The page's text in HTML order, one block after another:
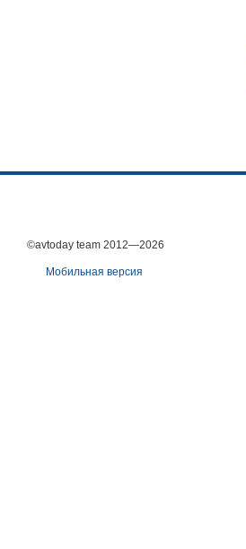
©avtoday team 2012—2026
Мобильная версия